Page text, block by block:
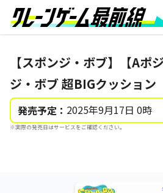
【スポンジ・ボブ】【Aポ
ジ・ボブ 超BIGクッション
発売予定： 2025年9月17日 0時
※実際の発売日はサービスをご確認ください。